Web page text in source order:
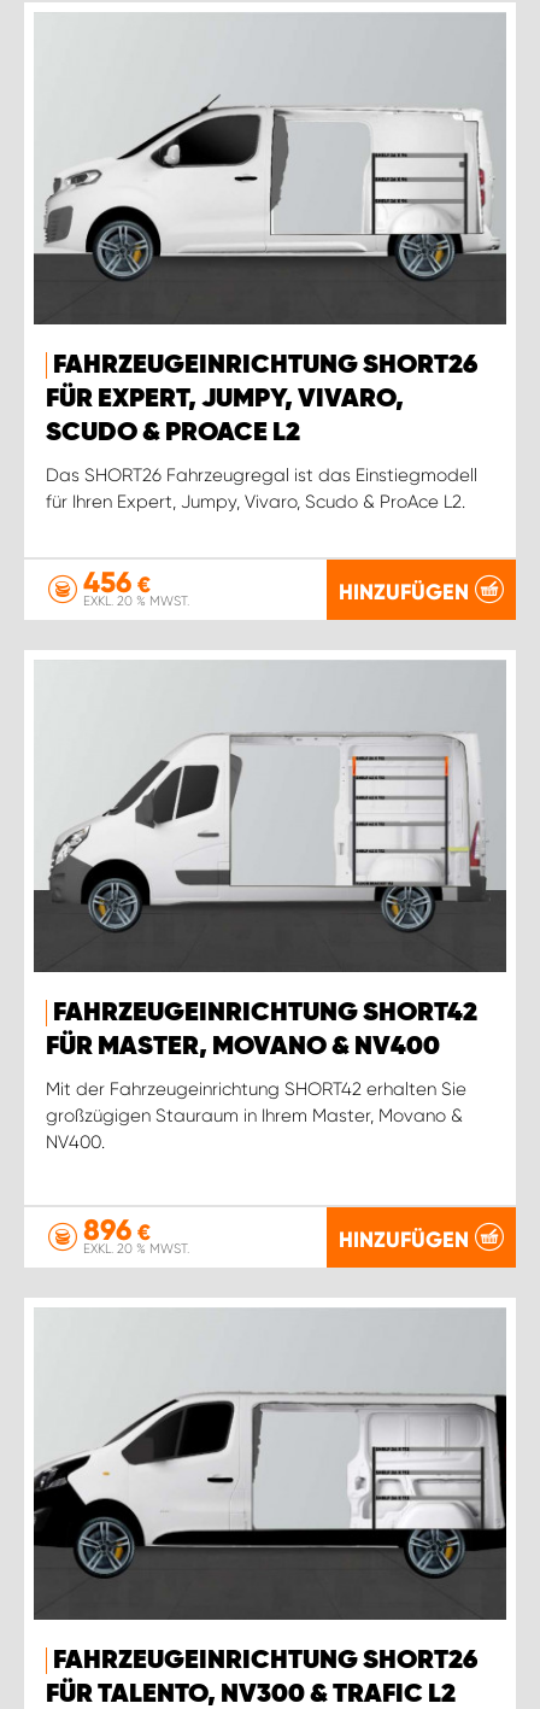
FAHRZEUGEINRICHTUNG SHORT26
FÜR EXPERT, JUMPY, VIVARO,
SCUDO & PROACE L2
Das SHORT26 Fahrzeugregal ist das Einstiegmodell
für Ihren Expert, Jumpy, Vivaro, Scudo & ProAce L2.
456 €
EXKL. 20 % MWST. HINZUFÜGEN
FAHRZEUGEINRICHTUNG SHORT42
FÜR MASTER, MOVANO & NV400
Mit der Fahrzeugeinrichtung SHORT42 erhalten Sie
großzügigen Stauraum in Ihrem Master, Movano &
NV400.
896 €
EXKL. 20 % MWST. HINZUFÜGEN
FAHRZEUGEINRICHTUNG SHORT26
FÜR TALENTO, NV300 & TRAFIC L2